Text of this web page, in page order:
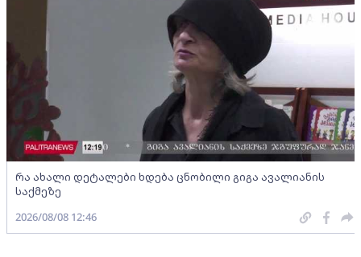
რა ახალი დეტალები ხდება ცნობილი გიგა ავალიანის
საქმეზე
2026/08/08 12:46